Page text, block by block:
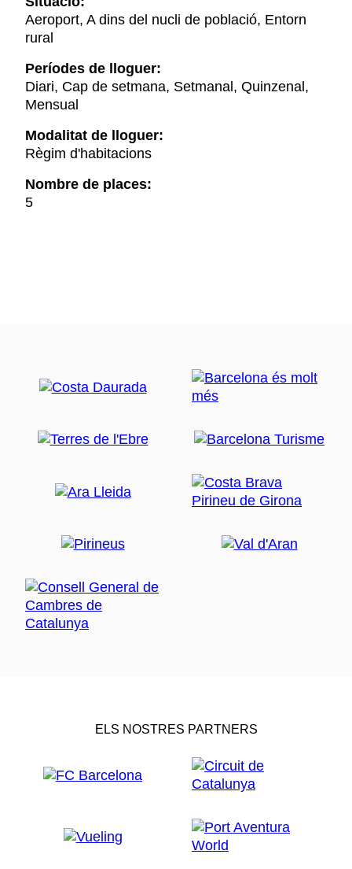
Aeroport, A dins del nucli de població, Entorn
rural
Períodes de lloguer:
Diari, Cap de setmana, Setmanal, Quinzenal,
Mensual
Modalitat de lloguer:
Règim d'habitacions
Nombre de places:
5
ELS NOSTRES PARTNERS